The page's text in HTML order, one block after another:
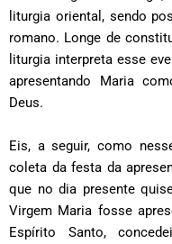
liturgia oriental, sendo
romano. Longe de
liturgia interpreta esse
apresentando Maria
Deus.
Eis, a seguir, como
coleta da festa da
que no dia presente
Virgem Maria fosse
Espírito Santo,